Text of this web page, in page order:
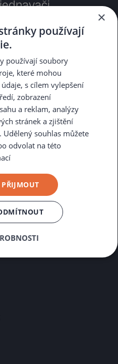
vyjednavače a
údaji si můžete přečíst
×
používají
používají soubory
které mohou
s cílem vylepšení
zobrazení
a reklam, analýzy
stránek a zjištění
souhlas můžete
odvolat na této
PŘIJMOUT